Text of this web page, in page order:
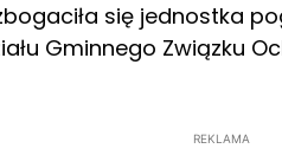
się jednostka
Gminnego Związku
REKLAMA